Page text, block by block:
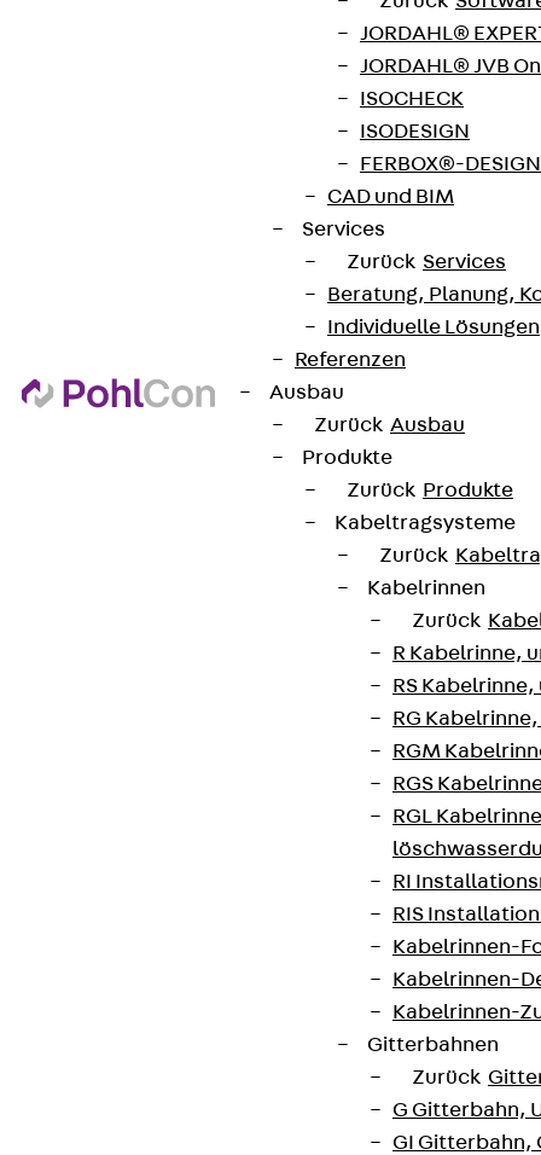
JORDAHL®
JORDAHL® JVB
ISOCHECK
ISODESIGN
FERBOX®-
CAD und BIM
Services
Zurück Services
Beratung, Planung,
Individuelle Lösungen
Referenzen
Ausbau
Zurück Ausbau
Produkte
Zurück Produkte
Kabeltragsysteme
Zurück
Kabelrinnen
Zurück
R Kabelrinne,
RS
RG
RGM
RGS
RGL
RI
RIS
Kabelrinnen-
Kabelrinnen-
Kabelrinnen-
Gitterbahnen
Zurück
G Gitterbahn,
GI Gitterbahn,